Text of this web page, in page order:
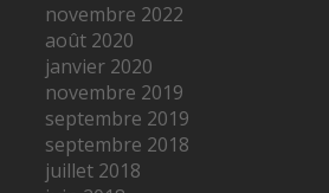
novembre 2022
août 2020
janvier 2020
novembre 2019
septembre 2019
septembre 2018
juillet 2018